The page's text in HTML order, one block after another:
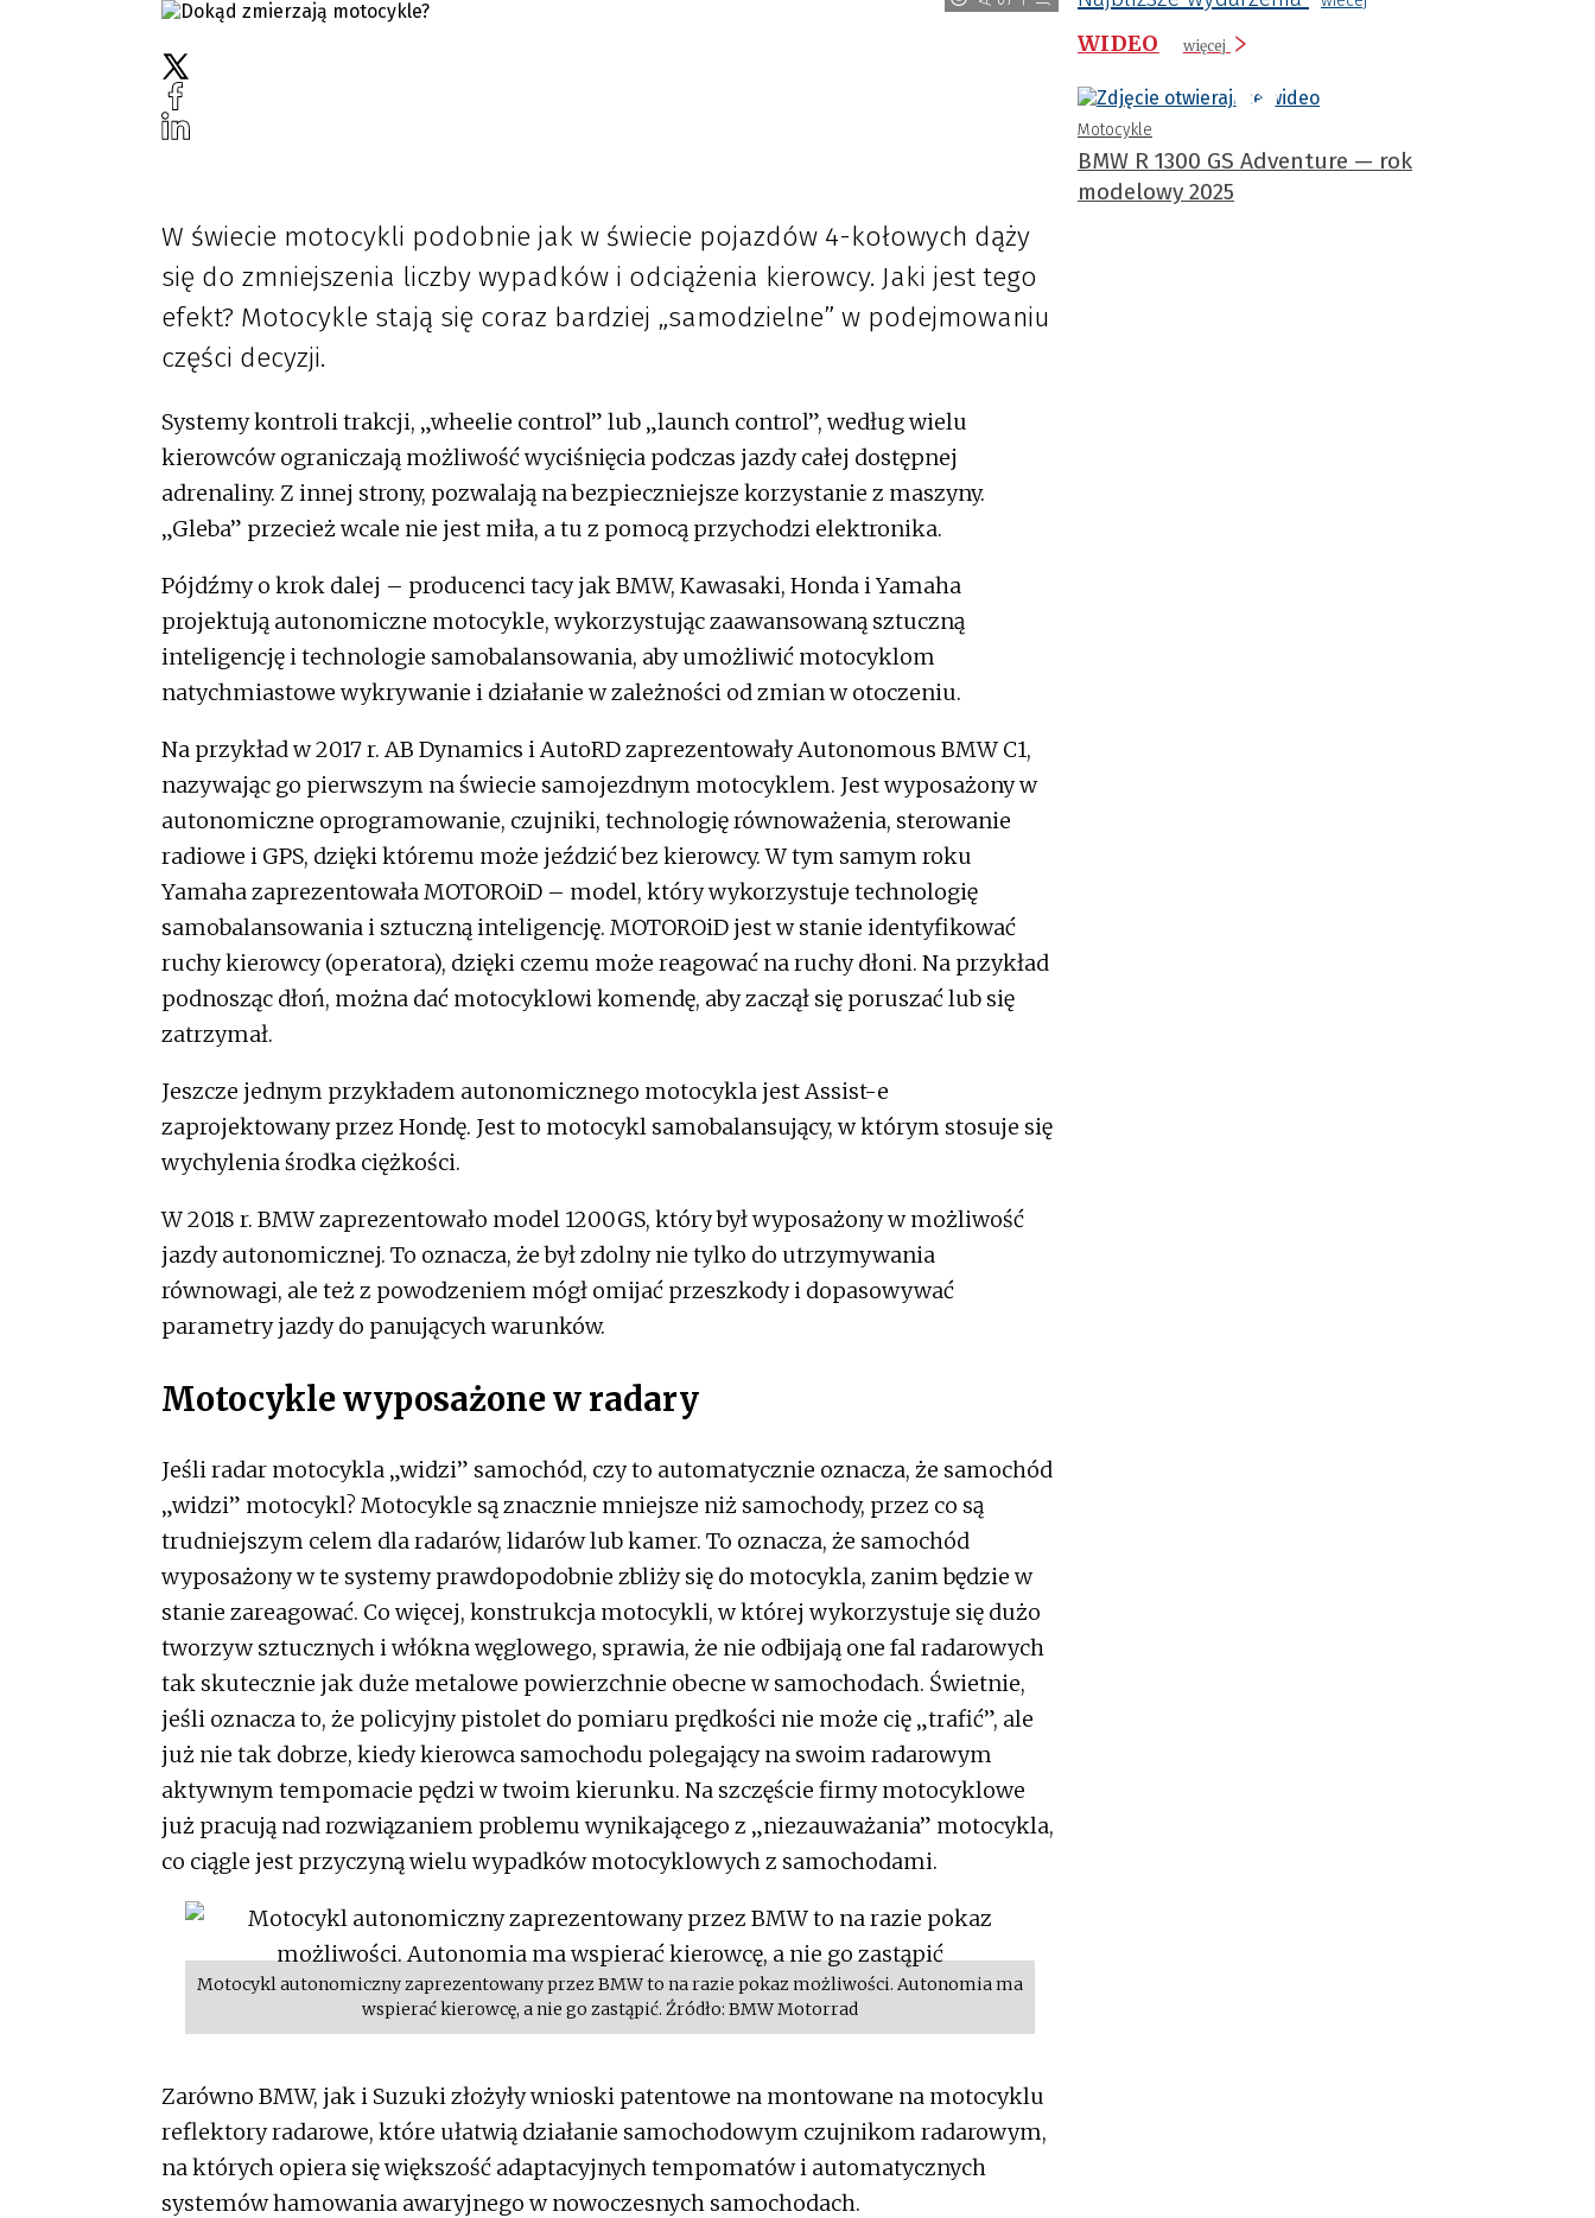
W świecie motocykli podobnie jak w świecie pojazdów 4-kołowych dąży
się do zmniejszenia liczby wypadków i odciążenia kierowcy. Jaki jest tego
efekt? Motocykle stają się coraz bardziej „samodzielne” w podejmowaniu
części decyzji.
Systemy kontroli trakcji, „wheelie control” lub „launch control”, według wielu
kierowców ograniczają możliwość wyciśnięcia podczas jazdy całej dostępnej
adrenaliny. Z innej strony, pozwalają na bezpieczniejsze korzystanie z maszyny.
„Gleba” przecież wcale nie jest miła, a tu z pomocą przychodzi elektronika.
Pójdźmy o krok dalej – producenci tacy jak BMW, Kawasaki, Honda i Yamaha
projektują autonomiczne motocykle, wykorzystując zaawansowaną sztuczną
inteligencję i technologie samobalansowania, aby umożliwić motocyklom
natychmiastowe wykrywanie i działanie w zależności od zmian w otoczeniu.
Na przykład w 2017 r. AB Dynamics i AutoRD zaprezentowały Autonomous BMW C1,
nazywając go pierwszym na świecie samojezdnym motocyklem. Jest wyposażony w
autonomiczne oprogramowanie, czujniki, technologię równoważenia, sterowanie
radiowe i GPS, dzięki któremu może jeździć bez kierowcy. W tym samym roku
Yamaha zaprezentowała MOTOROiD – model, który wykorzystuje technologię
samobalansowania i sztuczną inteligencję. MOTOROiD jest w stanie identyfikować
ruchy kierowcy (operatora), dzięki czemu może reagować na ruchy dłoni. Na przykład
podnosząc dłoń, można dać motocyklowi komendę, aby zaczął się poruszać lub się
zatrzymał.
Jeszcze jednym przykładem autonomicznego motocykla jest Assist-e
zaprojektowany przez Hondę. Jest to motocykl samobalansujący, w którym stosuje się
wychylenia środka ciężkości.
W 2018 r. BMW zaprezentowało model 1200GS, który był wyposażony w możliwość
jazdy autonomicznej. To oznacza, że był zdolny nie tylko do utrzymywania
równowagi, ale też z powodzeniem mógł omijać przeszkody i dopasowywać
parametry jazdy do panujących warunków.
Motocykle wyposażone w radary
Jeśli radar motocykla „widzi” samochód, czy to automatycznie oznacza, że samochód
„widzi” motocykl? Motocykle są znacznie mniejsze niż samochody, przez co są
trudniejszym celem dla radarów, lidarów lub kamer. To oznacza, że samochód
wyposażony w te systemy prawdopodobnie zbliży się do motocykla, zanim będzie w
stanie zareagować. Co więcej, konstrukcja motocykli, w której wykorzystuje się dużo
tworzyw sztucznych i włókna węglowego, sprawia, że nie odbijają one fal radarowych
tak skutecznie jak duże metalowe powierzchnie obecne w samochodach. Świetnie,
jeśli oznacza to, że policyjny pistolet do pomiaru prędkości nie może cię „trafić”, ale
już nie tak dobrze, kiedy kierowca samochodu polegający na swoim radarowym
aktywnym tempomacie pędzi w twoim kierunku. Na szczęście firmy motocyklowe
już pracują nad rozwiązaniem problemu wynikającego z „niezauważania” motocykla,
co ciągle jest przyczyną wielu wypadków motocyklowych z samochodami.
Motocykl autonomiczny zaprezentowany przez BMW to na razie pokaz możliwości. Autonomia ma
wspierać kierowcę, a nie go zastąpić. Źródło: BMW Motorrad
Zarówno BMW, jak i Suzuki złożyły wnioski patentowe na montowane na motocyklu
reflektory radarowe, które ułatwią działanie samochodowym czujnikom radarowym,
na których opiera się większość adaptacyjnych tempomatów i automatycznych
systemów hamowania awaryjnego w nowoczesnych samochodach.
WIDEO więcej
Motocykle
BMW R 1300 GS Adventure — rok
modelowy 2025